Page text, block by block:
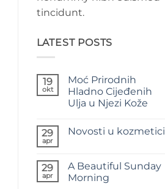
tincidunt.
LATEST POSTS
19
okt
Moć Prirodnih
Hladno Cijeđenih
Ulja u Njezi Kože
na
Cijeđenih
Ulja
u
29
apr
Novosti u kozmetici
Novosti
u
kozmetici
29
apr
A Beautiful Sunday
Morning